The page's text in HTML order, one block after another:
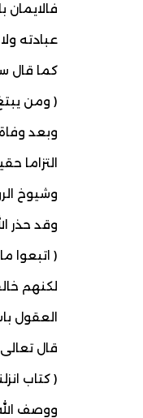
فالايمان
عبادته
كما قال
( ومن
وبعد
التزاما
وشيوخ
وقد حذر
( اتبعوا
لكنهم
العقول
قال تعالى
( كتاب
ووصف